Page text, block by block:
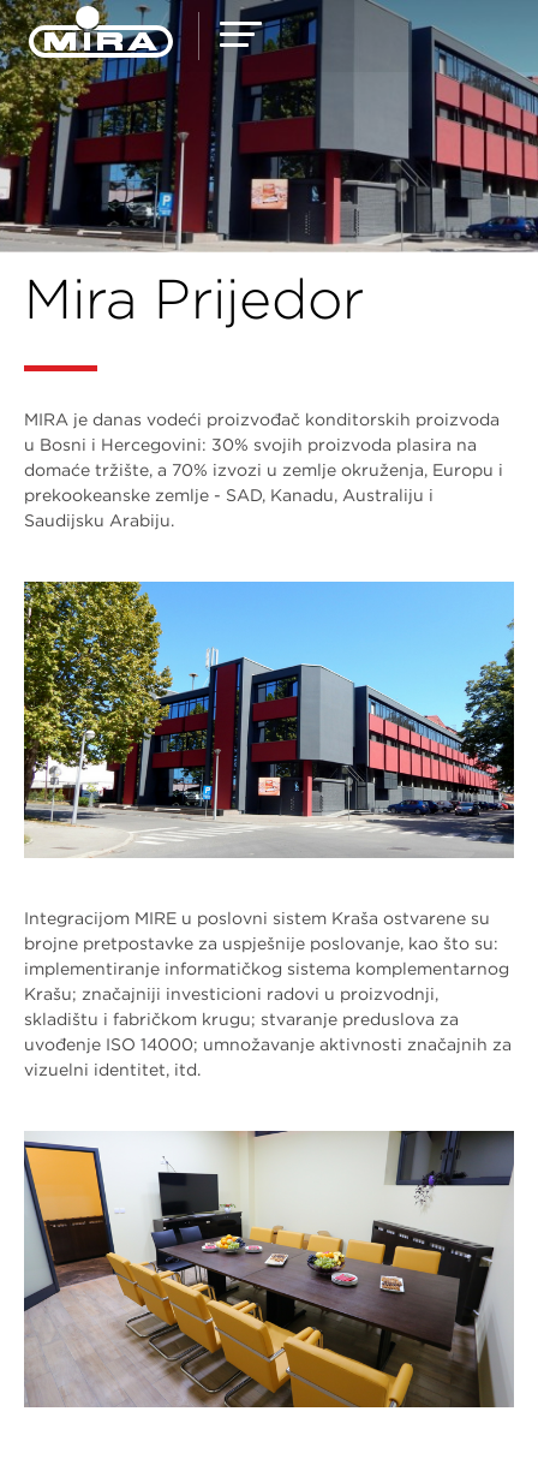
Mira Prijedor
MIRA je danas vodeći proizvođač konditorskih proizvoda
u Bosni i Hercegovini: 30% svojih proizvoda plasira na
domaće tržište, a 70% izvozi u zemlje okruženja, Europu i
prekookeanske zemlje - SAD, Kanadu, Australiju i
Saudijsku Arabiju.
Integracijom MIRE u poslovni sistem Kraša ostvarene su
brojne pretpostavke za uspješnije poslovanje, kao što su:
implementiranje informatičkog sistema komplementarnog
Krašu; značajniji investicioni radovi u proizvodnji,
skladištu i fabričkom krugu; stvaranje preduslova za
uvođenje ISO 14000; umnožavanje aktivnosti značajnih za
vizuelni identitet, itd.